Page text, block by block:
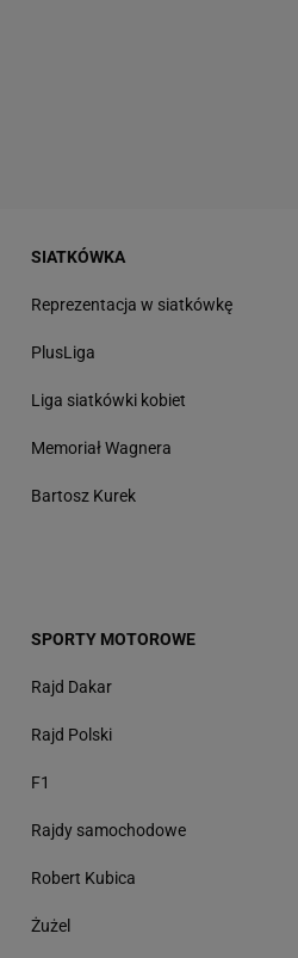
SIATKÓWKA
Reprezentacja w siatkówkę
PlusLiga
Liga siatkówki kobiet
Memoriał Wagnera
Bartosz Kurek
SPORTY MOTOROWE
Rajd Dakar
Rajd Polski
F1
Rajdy samochodowe
Robert Kubica
Żużel